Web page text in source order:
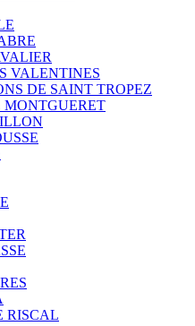
VALENTINES
DE SAINT TROPEZ
RISCAL